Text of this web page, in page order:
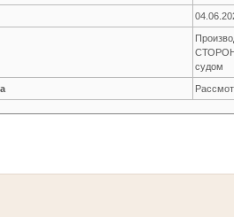
судом